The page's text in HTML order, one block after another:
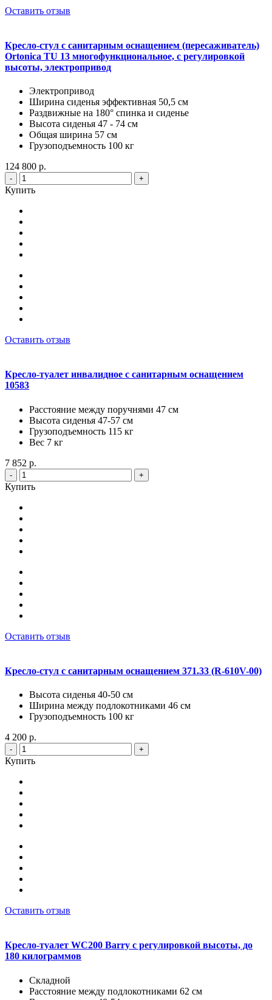
Оставить отзыв
Кресло-стул с санитарным оснащением (пересаживатель)
Ortonica TU 13 многофункциональное, с регулировкой
высоты, электропривод
Электропривод
Ширина сиденья эффективная 50,5 см
Раздвижные на 180° спинка и сиденье
Высота сиденья 47 - 74 см
Общая ширина 57 см
Грузоподъемность 100 кг
124 800 р.
- +
Купить
Оставить отзыв
Кресло-туалет инвалидное с санитарным оснащением
10583
Расстояние между поручнями 47 см
Высота сиденья 47-57 см
Грузоподъемность 115 кг
Вес 7 кг
7 852 р.
- +
Купить
Оставить отзыв
Кресло-стул с санитарным оснащением 371.33 (R-610V-00)
Высота сиденья 40-50 см
Ширина между подлокотниками 46 см
Грузоподъемность 100 кг
4 200 р.
- +
Купить
Оставить отзыв
Кресло-туалет WC200 Barry с регулировкой высоты, до
180 килограммов
Складной
Расстояние между подлокотниками 62 см